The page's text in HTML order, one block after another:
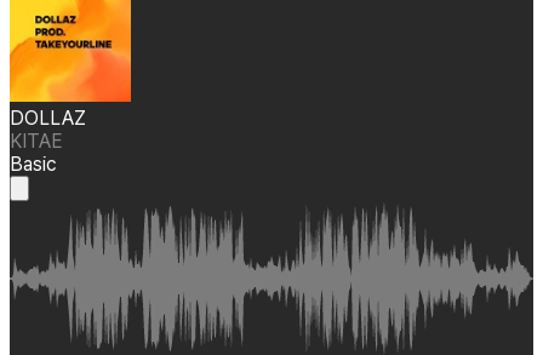
DOLLAZ
KITAE
Basic